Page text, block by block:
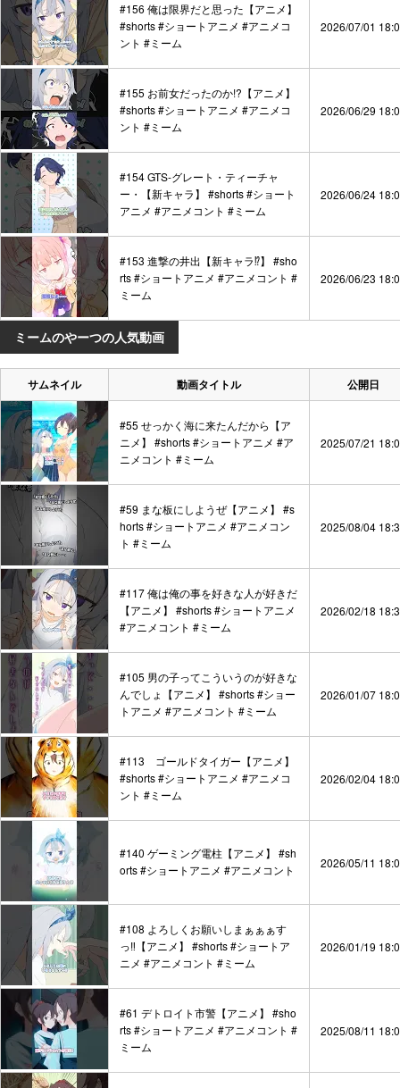
#156 俺は限界だと思った【アニメ】
#shorts #ショートアニメ #アニメコ
ント #ミーム
2026/07/01
#155 お前女だったのか!?【アニメ】
#shorts #ショートアニメ #アニメコ
ント #ミーム
2026/06/29
#154 GTS-グレート・ティーチャ
ー・【新キャラ】 #shorts #ショート
アニメ #アニメコント #ミーム
2026/06/24
#153 進撃の井出【新キャラ⁉】 #sho
rts #ショートアニメ #アニメコント #
ミーム
2026/06/23
ミームのやーつの人気動画
サムネイル 動画タイトル 公開日
#55 せっかく海に来たんだから【ア
ニメ】 #shorts #ショートアニメ #ア
ニメコント #ミーム
2025/07/21
#59 まな板にしようぜ【アニメ】 #s
horts #ショートアニメ #アニメコン
ト #ミーム
2025/08/04
#117 俺は俺の事を好きな人が好きだ
【アニメ】 #shorts #ショートアニメ
#アニメコント #ミーム
2026/02/18
#105 男の子ってこういうのが好きな
んでしょ【アニメ】 #shorts #ショー
トアニメ #アニメコント #ミーム
2026/01/07
#113 ゴールドタイガー【アニメ】
#shorts #ショートアニメ #アニメコ
ント #ミーム
2026/02/04
#140 ゲーミング電柱【アニメ】 #sh
orts #ショートアニメ #アニメコント
2026/05/11
#108 よろしくお願いしまぁぁぁす
っ‼︎【アニメ】 #shorts #ショートア
ニメ #アニメコント #ミーム
2026/01/19
#61 デトロイト市警【アニメ】 #sho
rts #ショートアニメ #アニメコント #
ミーム
2025/08/11